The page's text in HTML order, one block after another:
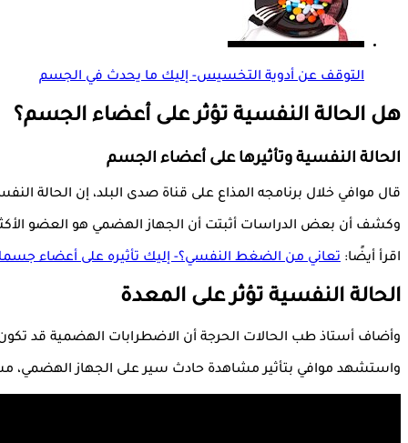
التوقف عن أدوية التخسيس- إليك ما يحدث في الجسم
هل الحالة النفسية تؤثر على أعضاء الجسم؟
الحالة النفسية وتأثيرها على أعضاء الجسم
قال موافي خلال برنامجه المذاع على قناة صدى البلد، إن الحالة
وكشف أن بعض الدراسات أثبتت أن الجهاز الهضمي هو العضو الأكثر
اقرأ أيضًا: تعاني من الضغط النفسي؟- إليك تأثيره على أعضاء
الحالة النفسية تؤثر على المعدة
وأضاف أستاذ طب الحالات الحرجة أن الاضطرابات الهضمية قد تكون
واستشهد موافي بتأثير مشاهدة حادث سير على الجهاز الهضمي،